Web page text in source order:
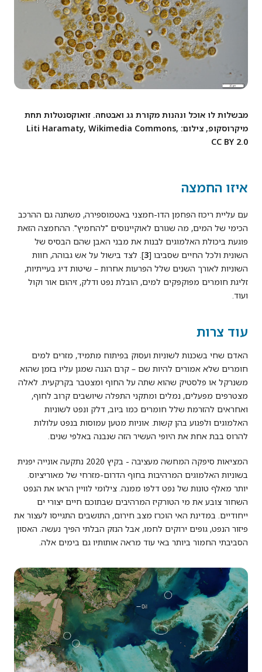
מבשלות לו אוכל ונהנות מקורת גג ואבטחה. זואוקסנטלות תחת
מיקרוסקופ, צילום: Liti Haramaty, Wikimedia Commons,
CC BY 2.0
איזו החמצה
עם עליית ריכוז הפחמן הדו-חמצני באטמוספירה, משתנה גם ההרכב
הכימי של המים, מה שגורם לאוקיינוסים "להחמיץ". ההחמצה הזאת
פוגעת ביכולת האלמוגים לבנות את מבני האבן שהם הבסיס של
השונית ולכל החיים שסביבו [3]. לצד בישול על אש גבוהה, חוות
השוניות לאורך השנים שלל הפרעות אחרות – שיטות דיג בעייתיות,
זליגת חומרים מפוקפקים למים, הובלת נפט ודלק, זיהום אור וקול
ועוד.
עוד צרות
האדם שחי בשכנות לשוניות ועסוק בפיתוח מתמיד, מזרים למים
חומרים שלא אמורים להיות שם – קרם הגנה שמגן עליו בזמן שהוא
משנרקל או פלסטיק שהוא שתה על החוף ומצטבר בקרקעית. לאלה
מצטרפים מפעלים, נמלים ומתקני התפלה שיושבים קרוב לחוף,
ואחראים להזרמת שלל חומרים כמו ביוב, דלק ונפט לשוניות
האלמוגים ולפגוע בהן קשות. אוניות מטען עמוסות בנפט עלולות
להרוס בבת אחת את היופי העשיר הזה שנבנה באלפי שנים.
המציאות סיפקה המחשה מעציבה - בקיץ 2020 נתקעה אונייה יפנית
בשוניות האלמוגים המרהיבות בחוף הדרום-מזרחי של מאוריציוס.
יותר מאלף טונות של נפט דלפו ממנה. צילומי לוויין הראו את הנפט
השחור צובע את מי הטורקיז המרהיבים שבתוכם חיים יצורי ים
ייחודיים. במדינת האי הוכרז מצב חירום, התושבים התגייסו לעצור את
פיזור הנפט, גופים ירוקים לחמו, אבל הנזק הבלתי הפיך נעשה. האסון
הסביבתי החמור ביותר באי עוד מראה אותותיו גם בימים אלה.